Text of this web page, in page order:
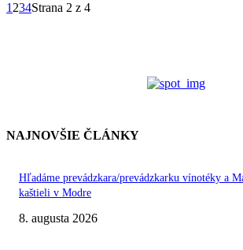
1 234Strana 2 z 4
NAJNOVŠIE ČLÁNKY
Hľadáme prevádzkara/prevádzkarku vínotéky a
kaštieli v Modre
8. augusta 2026